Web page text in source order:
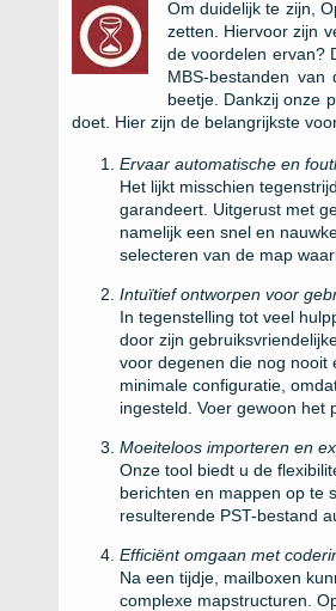
Om duidelijk te zijn,
zetten. Hiervoor zijn
de voordelen ervan?
MBS-bestanden
beetje. Dankzij onze
doet. Hier zijn de belangrijkste
Ervaar automatische en
Het lijkt misschien
garandeert. Uitgerust met
namelijk een snel en
selecteren van de map
Intuïtief ontworpen voor
In tegenstelling tot veel
door zijn
voor degenen die nog nooit
minimale configuratie,
ingesteld. Voer gewoon het
Moeiteloos importeren en
Onze tool biedt u de
berichten en mappen op te
resulterende PST-bestand
Efficiënt omgaan met
Na een tijdje, mailboxen
complexe mapstructuren.